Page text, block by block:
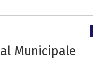
Municipale